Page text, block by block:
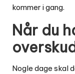
kommer i gang.
Når du
Nogle dage skal